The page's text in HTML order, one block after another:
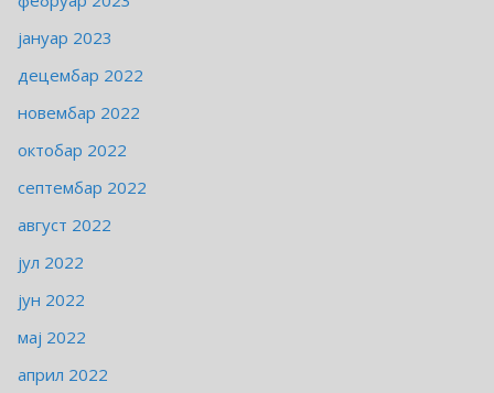
јануар 2023
децембар 2022
новембар 2022
октобар 2022
септембар 2022
август 2022
јул 2022
јун 2022
мај 2022
април 2022